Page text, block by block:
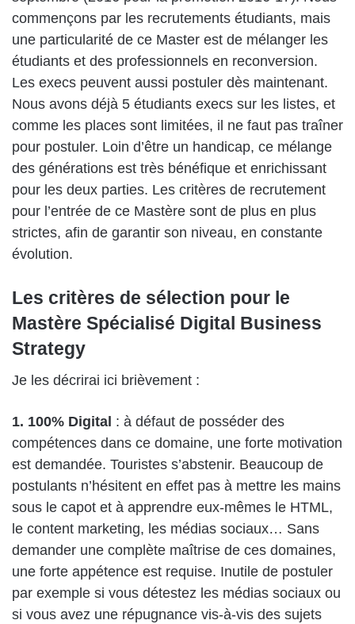
commençons par les recrutements étudiants, mais
une particularité de ce Master est de mélanger les
étudiants et des professionnels en reconversion.
Les execs peuvent aussi postuler dès maintenant.
Nous avons déjà 5 étudiants execs sur les listes, et
comme les places sont limitées, il ne faut pas traîner
pour postuler. Loin d’être un handicap, ce mélange
des générations est très bénéfique et enrichissant
pour les deux parties. Les critères de recrutement
pour l’entrée de ce Mastère sont de plus en plus
strictes, afin de garantir son niveau, en constante
évolution.
Les critères de sélection pour le
Mastère Spécialisé Digital Business
Strategy
Je les décrirai ici brièvement :
1. 100% Digital : à défaut de posséder des
compétences dans ce domaine, une forte motivation
est demandée. Touristes s’abstenir. Beaucoup de
postulants n’hésitent en effet pas à mettre les mains
sous le capot et à apprendre eux-mêmes le HTML,
le content marketing, les médias sociaux… Sans
demander une complète maîtrise de ces domaines,
une forte appétence est requise. Inutile de postuler
par exemple si vous détestez les médias sociaux ou
si vous avez une répugnance vis-à-vis des sujets